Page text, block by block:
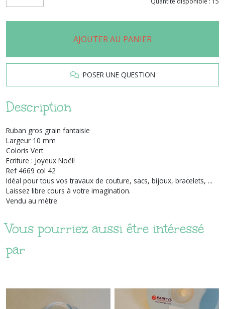
AJOUTER AU PANIER
POSER UNE QUESTION
Description
Ruban gros grain fantaisie
Largeur 10 mm
Coloris Vert
Ecriture : Joyeux Noël!
Ref 4669 col 42
Idéal pour tous vos travaux de couture, sacs, bijoux, bracelets, ...
Laissez libre cours à votre imagination.
Vendu au mètre
Vous pourriez aussi être intéressé
par